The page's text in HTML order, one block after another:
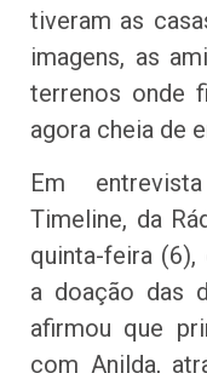
tiveram as
imagens, as
terrenos onde
agora cheia de
Em
Timeline, da
quinta-feira
a doação das
afirmou que
com Anilda,